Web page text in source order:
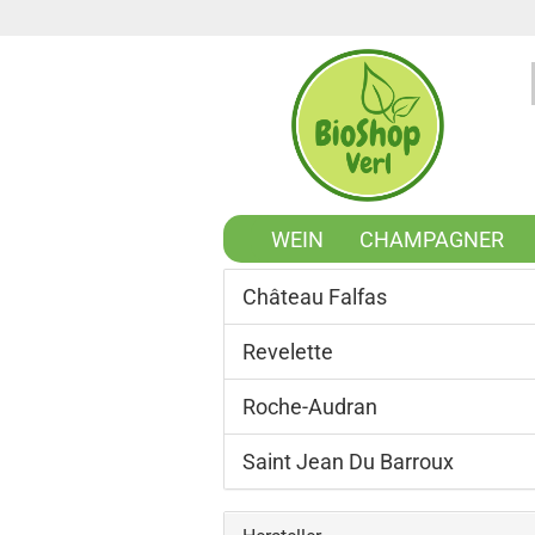
WEIN CHAMPAGNER
Château Falfas
Revelette
Roche-Audran
Saint Jean Du Barroux